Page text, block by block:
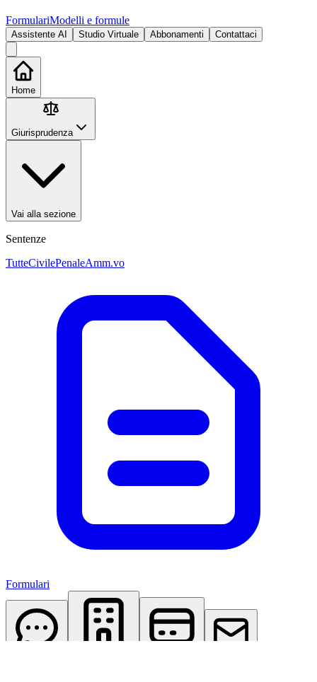
FormulariModelli e formule
Assistente AI Studio Virtuale Abbonamenti Contattaci
Home
Giurisprudenza
Vai alla sezione
Sentenze
TutteCivilePenaleAmm.vo
Formulari